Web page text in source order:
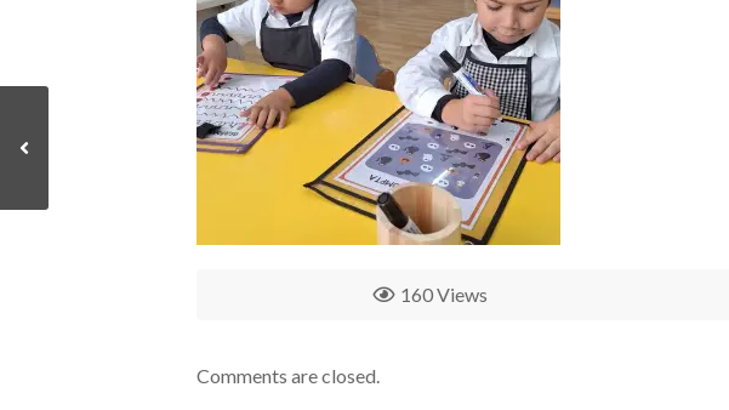
160 Views
Comments are closed.